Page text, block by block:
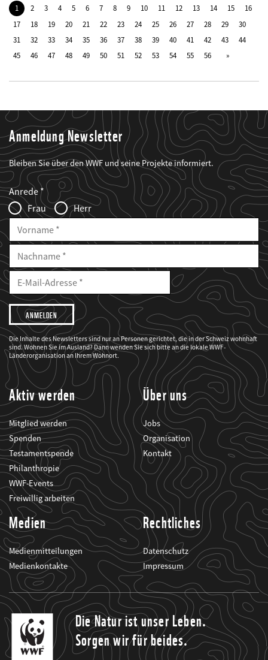
1 2 3 4 5 6 7 8 9 10 11 12 13 14 15
16
17
18 19 20 21 22 23 24 25 26 27 28 29
30
31
32 33 34 35 36 37 38 39 40 41 42 43
44
45
46 47 48 49 50 51 52 53 54 55 56
Anmeldung Newsletter
Bleiben Sie über den WWF und seine Projekte informiert.
Web2Case
Infofelder
Fieldset
anrede_name
Anrede
Frau
Herr
Vorname
Nachname
E-
Mailadresse
E-
Adresse
Ich
möchte,
dass
der
WWF
mich
über
seine
Projekte
informiert.
Die Inhalte des Newsletters sind nur an Personen gerichtet, die in der Schweiz wohnhaft
sind. Wohnen Sie im Ausland? Dann wenden Sie sich bitte an die lokale WWF-
Länderorganisation an Ihrem Wohnort.
Aktiv werden
Mitglied werden
Spenden
Testamentspende
Philanthropie
WWF-Events
Freiwillig arbeiten
Über uns
Jobs
Organisation
Kontakt
Medien
Medienmitteilungen
Medienkontakte
Rechtliches
Datenschutz
Impressum
Die Natur ist unser Leben.
Sorgen wir für beides.